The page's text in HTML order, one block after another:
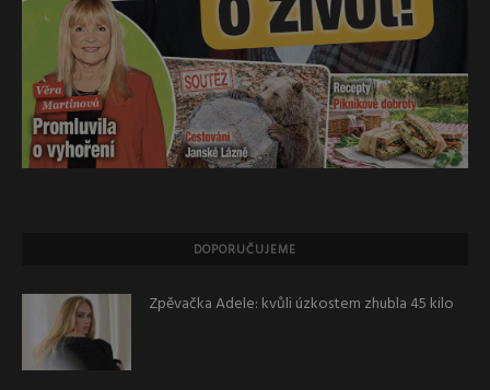
DOPORUČUJEME
Zpěvačka Adele: kvůli úzkostem zhubla 45 kilo